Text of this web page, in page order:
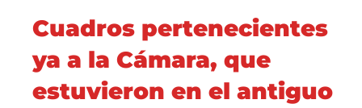
Cuadros pertenecientes
ya a la Cámara, que
estuvieron en el antiguo